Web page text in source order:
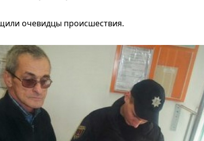
очевидцы происшествия.